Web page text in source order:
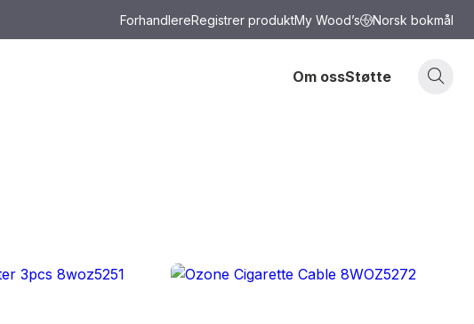
ForhandlereRegistrer produktMy Wood’s Norsk bokmål
Om ossStøtte